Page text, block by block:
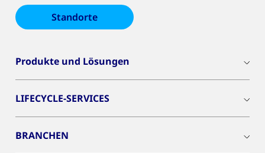
Standorte
Produkte und Lösungen
LIFECYCLE-SERVICES
BRANCHEN